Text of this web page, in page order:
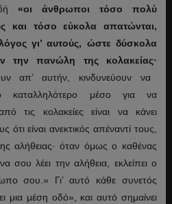
«οι άνθρωποι τόσο πολύ
και τόσο εύκολα απατώνται,
γι’ αυτούς, ώστε δύσκολα
την πανώλη της κολακείας·
απ’ αυτήν, κινδυνεύουν να
καταλληλότερο μέσο για να
τις κολακείες είναι να κάνει
είναι ανεκτικός απέναντί τους,
αλήθειας· όταν όμως ο καθένας
σου λέει την αλήθεια, εκλείπει ο
σου.» Γι’ αυτό κάθε συνετός
μια μέση οδό», και αυτό σημαίνει